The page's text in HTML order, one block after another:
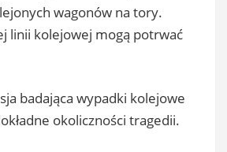
wagonów na tory.
linii kolejowej mogą potrwać
badająca wypadki kolejowe
okoliczności tragedii.